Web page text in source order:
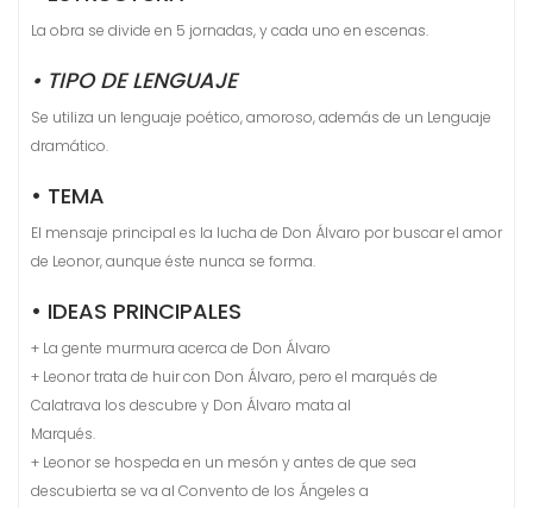
La obra se divide en 5 jornadas, y cada uno en escenas.
• TIPO DE LENGUAJE
Se utiliza un lenguaje poético, amoroso, además de un Lenguaje
dramático.
• TEMA
El mensaje principal es la lucha de Don Álvaro por buscar el amor
de Leonor, aunque éste nunca se forma.
• IDEAS PRINCIPALES
+ La gente murmura acerca de Don Álvaro
+ Leonor trata de huir con Don Álvaro, pero el marqués de
Calatrava los descubre y Don Álvaro mata al
Marqués.
+ Leonor se hospeda en un mesón y antes de que sea
descubierta se va al Convento de los Ángeles a